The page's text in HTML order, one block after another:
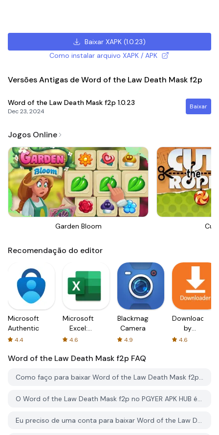
Baixar XAPK (1.0.23)
Como instalar arquivo XAPK / APK
Versões Antigas de Word of the Law Death Mask f2p
Word of the Law Death Mask f2p 1.0.23
Dec 23, 2024
Baixar
Jogos Online
Garden Bloom Cut
Recomendação do editor
Microsoft
Authenticator
4.4
Microsoft
Excel:
Spreadsheets
4.6
Blackmagic
Camera
4.9
Downloader
by
AFTVnews
4.6
Word of the Law Death Mask f2p FAQ
Como faço para baixar Word of the Law Death Mask f2p do PGYER APK HUB?
O Word of the Law Death Mask f2p no PGYER APK HUB é gratuito para baixar?
Eu preciso de uma conta para baixar Word of the Law Death Mask f2p do PGYER APK HUB?